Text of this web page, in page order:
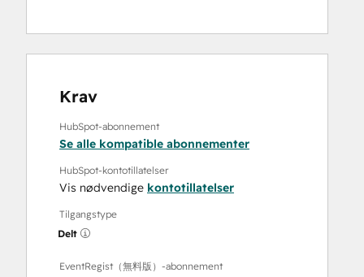
Krav
HubSpot-abonnement
Se alle kompatible abonnementer
HubSpot-kontotillatelser
Vis nødvendige kontotillatelser
Tilgangstype
Delt
EventRegist（無料版）-abonnement